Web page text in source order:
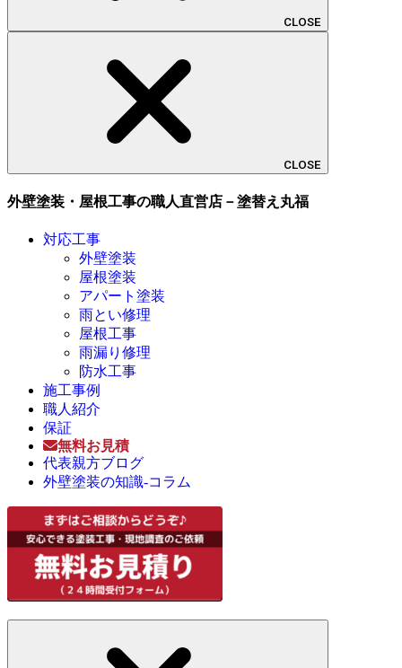
CLOSE
CLOSE
外壁塗装・屋根工事の職人直営店－塗替え丸福
対応工事
外壁塗装
屋根塗装
アパート塗装
雨とい修理
屋根工事
雨漏り修理
防水工事
施工事例
職人紹介
保証
無料お見積
代表親方ブログ
外壁塗装の知識-コラム